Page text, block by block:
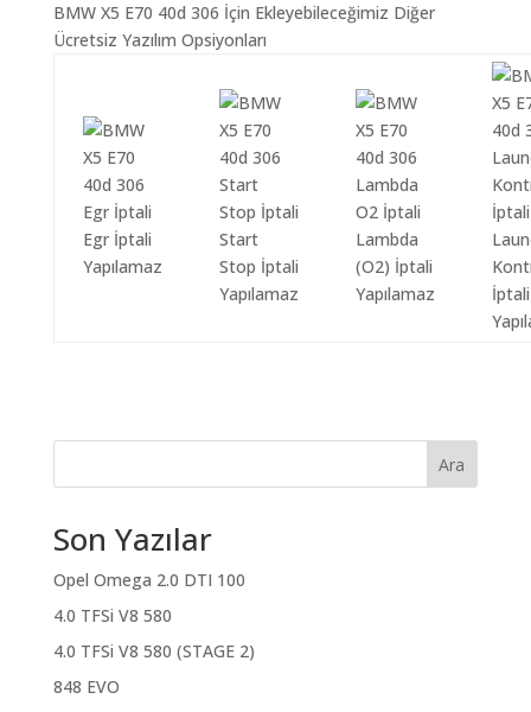
BMW X5 E70 40d 306 İçin Ekleyebileceğimiz Diğer
Ücretsiz Yazılım Opsiyonları
Egr İptali
Yapılamaz
Start
Stop İptali
Yapılamaz
Lambda
(O2) İptali
Yapılamaz
İptali
Ara
Son Yazılar
Opel Omega 2.0 DTI 100
4.0 TFSi V8 580
4.0 TFSi V8 580 (STAGE 2)
848 EVO